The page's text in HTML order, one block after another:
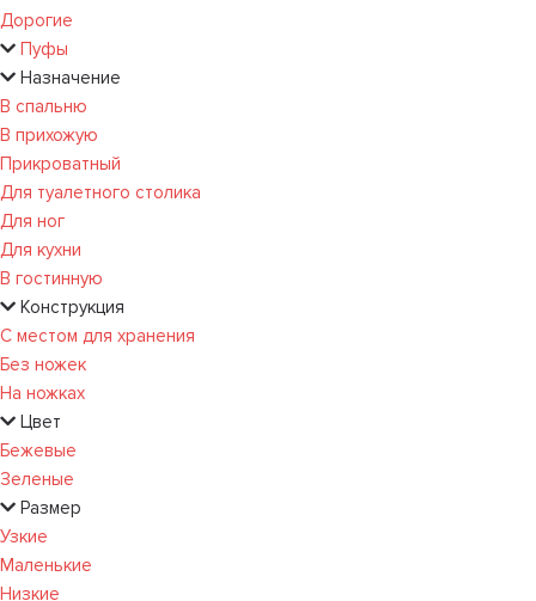
Дорогие
Пуфы
Назначение
В спальню
В прихожую
Прикроватный
Для туалетного столика
Для ног
Для кухни
В гостинную
Конструкция
С местом для хранения
Без ножек
На ножках
Цвет
Бежевые
Зеленые
Размер
Узкие
Маленькие
Низкие